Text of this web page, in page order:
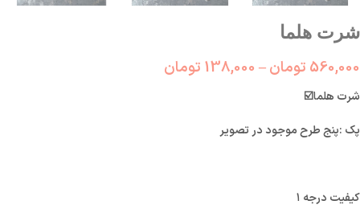
شرت هلما
560,000 تومان–
138,000 تومان
☑️شرت هلما
پک :پنج طرح موجود در تصویر
کیفیت درجه ۱